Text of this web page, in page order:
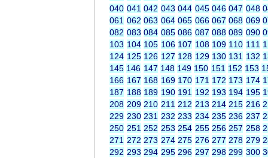
040 041 042 043 044 045 046 047 048
061 062 063 064 065 066 067 068 069
082 083 084 085 086 087 088 089 090
103 104 105 106 107 108 109 110 111
124 125 126 127 128 129 130 131 132
145 146 147 148 149 150 151 152 153
166 167 168 169 170 171 172 173 174
187 188 189 190 191 192 193 194 195
208 209 210 211 212 213 214 215 216
229 230 231 232 233 234 235 236 237
250 251 252 253 254 255 256 257 258
271 272 273 274 275 276 277 278 279
292 293 294 295 296 297 298 299 300